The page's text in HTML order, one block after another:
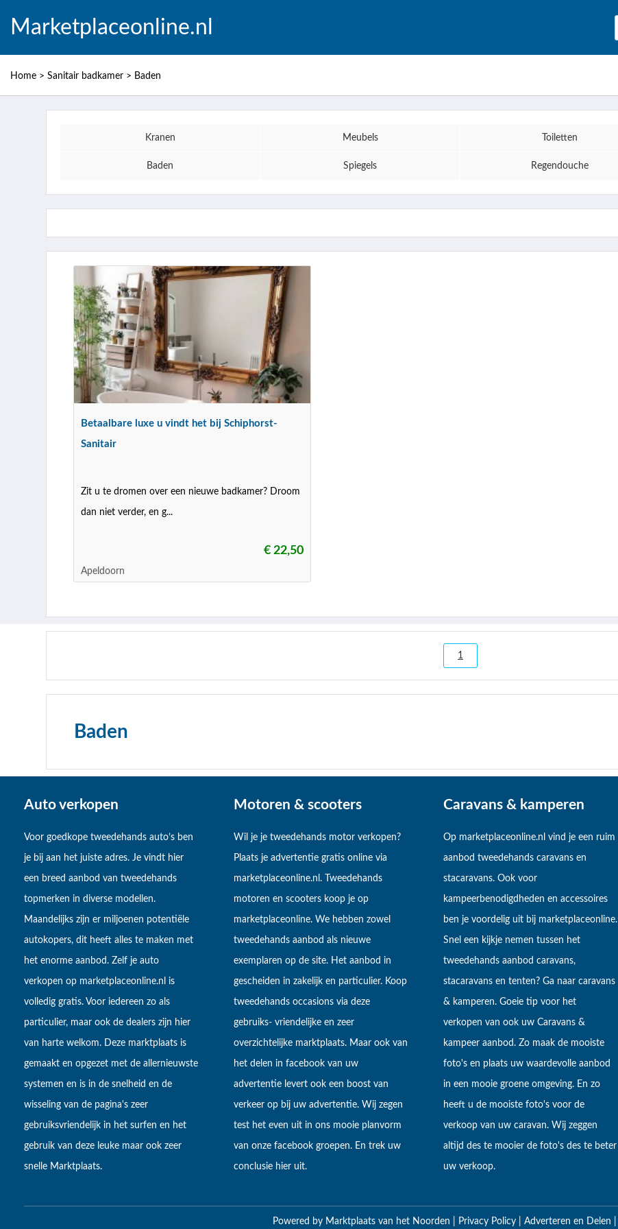
Marketplaceonline.nl
Home > Sanitair badkamer > Baden
Kranen Meubels Toiletten
Baden Spiegels Regendouche
Betaalbare luxe u vindt het bij Schiphorst-
Sanitair
Zit u te dromen over een nieuwe badkamer? Droom
dan niet verder, en g...
€ 22,50
Apeldoorn
1
Baden
Auto verkopen
Voor goedkope tweedehands auto’s ben
je bij aan het juiste adres. Je vindt hier
een breed aanbod van tweedehands
topmerken in diverse modellen.
Maandelijks zijn er miljoenen potentiële
autokopers, dit heeft alles te maken met
het enorme aanbod. Zelf je auto
verkopen op marketplaceonline.nl is
volledig gratis. Voor iedereen zo als
particulier, maar ook de dealers zijn hier
van harte welkom. Deze marktplaats is
gemaakt en opgezet met de allernieuwste
systemen en is in de snelheid en de
wisseling van de pagina's zeer
gebruiksvriendelijk in het surfen en het
gebruik van deze leuke maar ook zeer
snelle Marktplaats.
Motoren & scooters
Wil je je tweedehands motor verkopen?
Plaats je advertentie gratis online via
marketplaceonline.nl. Tweedehands
motoren en scooters koop je op
marketplaceonline. We hebben zowel
tweedehands aanbod als nieuwe
exemplaren op de site. Het aanbod in
gescheiden in zakelijk en particulier. Koop
tweedehands occasions via deze
gebruiks- vriendelijke en zeer
overzichtelijke marktplaats. Maar ook van
het delen in facebook van uw
advertentie levert ook een boost van
verkeer op bij uw advertentie. Wij zegen
test het even uit in ons mooie planvorm
van onze facebook groepen. En trek uw
conclusie hier uit.
Caravans & kamperen
Op marketplaceonline.nl vind je een ruim
aanbod tweedehands caravans en
stacaravans. Ook voor
kampeerbenodigdheden en accessoires
ben je voordelig uit bij marketplaceonline.
Snel een kijkje nemen tussen het
tweedehands aanbod caravans,
stacaravans en tenten? Ga naar caravans
& kamperen. Goeie tip voor het
verkopen van ook uw Caravans &
kampeer aanbod. Zo maak de mooiste
foto's en plaats uw waardevolle aanbod
in een mooie groene omgeving. En zo
heeft u de mooiste foto's voor de
verkoop van uw caravan. Wij zeggen
altijd des te mooier de foto's des te beter
uw verkoop.
Powered by Marktplaats van het Noorden Privacy Policy Adverteren en Delen